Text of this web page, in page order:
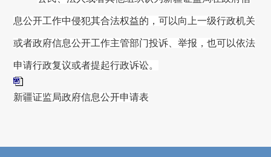
息公开工作中侵犯其合法权益的，可以向上一级行政机关
或者政府信息公开工作主管部门投诉、举报，也可以依法
申请行政复议或者提起行政诉讼。
新疆证监局政府信息公开申请表